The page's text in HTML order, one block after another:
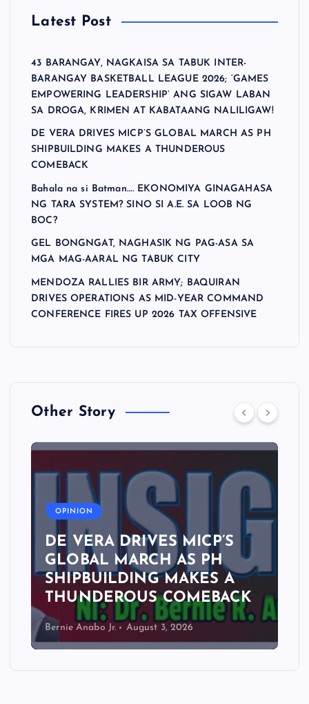
Latest Post
43 BARANGAY, NAGKAISA SA TABUK INTER-
BARANGAY BASKETBALL LEAGUE 2026; ‘GAMES
EMPOWERING LEADERSHIP’ ANG SIGAW LABAN
SA DROGA, KRIMEN AT KABATAANG NALILIGAW!
DE VERA DRIVES MICP’S GLOBAL MARCH AS PH
SHIPBUILDING MAKES A THUNDEROUS
COMEBACK
Bahala na si Batman…. EKONOMIYA GINAGAHASA
NG TARA SYSTEM? SINO SI A.E. SA LOOB NG
BOC?
GEL BONGNGAT, NAGHASIK NG PAG-ASA SA
MGA MAG-AARAL NG TABUK CITY
MENDOZA RALLIES BIR ARMY; BAQUIRAN
DRIVES OPERATIONS AS MID-YEAR COMMAND
CONFERENCE FIRES UP 2026 TAX OFFENSIVE
Other Story
OPINION
DE VERA DRIVES MICP’S
GLOBAL MARCH AS PH
SHIPBUILDING MAKES A
THUNDEROUS COMEBACK
Bernie Anabo Jr. August 3, 2026